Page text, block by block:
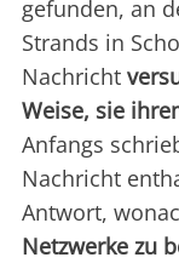
gefunden, an
Strands in
Nachricht
Weise, sie
Anfangs
Nachricht
Antwort,
Netzwerke zu